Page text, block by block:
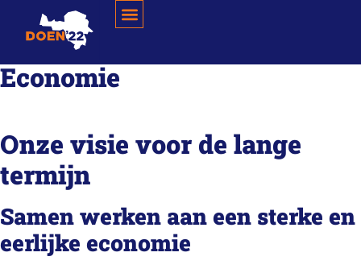
Economie
Onze visie voor de lange
termijn
Samen werken aan een sterke en
eerlijke economie